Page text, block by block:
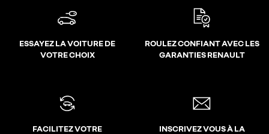
ESSAYEZ LA VOITURE DE
VOTRE CHOIX
ROULEZ CONFIANT AVEC LES
GARANTIES RENAULT
FACILITEZ VOTRE
INSCRIVEZ VOUS À LA